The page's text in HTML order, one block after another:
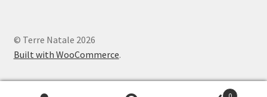
© Terre Natale 2026
Built with WooCommerce.